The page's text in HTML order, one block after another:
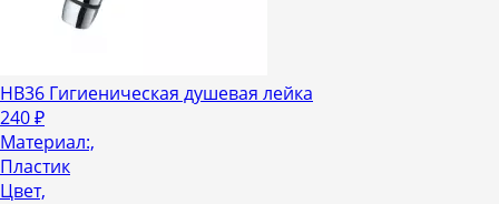
HB36 Гигиеническая душевая лейка
240₽
Материал:,
Пластик
Цвет,